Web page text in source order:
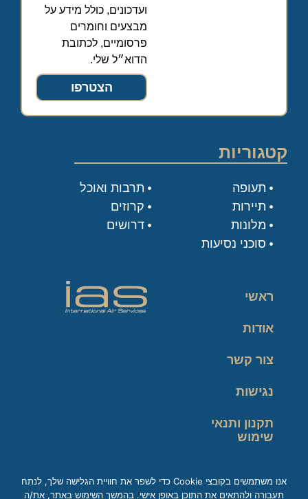
ועדכונים, כולל מידע על
מבצעים וחומרים
פרסומיים, לכתובת
הדוא״ל שלי.
הצטרפו
קטגוריות
תעופה
תיירות
מלונות
סוכני נסיעות
תרבות ואוכל
קרוזים
דרושים
ראשי
אודות
צור קשר
נגישות
תקנון ותנאי
שימוש
אנו משתמשים בקובצי Cookie כדי לשפר את חוויית הגלישה שלך, לנתח
תעבורה ולהתאים את התוכן באופן אישי. בהמשך השימוש באתר, את/ה